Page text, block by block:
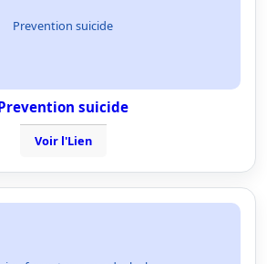
Prevention suicide
suicide
Voir l'Lien